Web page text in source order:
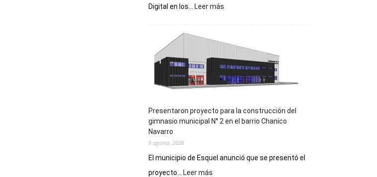
Digital en los...
Leer más
Digital
en
los
hospitales
Presentaron proyecto para la construcción del
gimnasio municipal N° 2 en el barrio Chanico
Navarro
5 agosto, 2026
El municipio de Esquel anunció que se presentó el
proyecto...
Leer más